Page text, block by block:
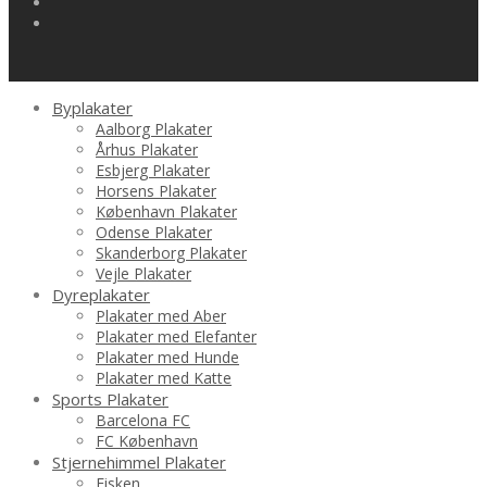
Byplakater
Aalborg Plakater
Århus Plakater
Esbjerg Plakater
Horsens Plakater
København Plakater
Odense Plakater
Skanderborg Plakater
Vejle Plakater
Dyreplakater
Plakater med Aber
Plakater med Elefanter
Plakater med Hunde
Plakater med Katte
Sports Plakater
Barcelona FC
FC København
Stjernehimmel Plakater